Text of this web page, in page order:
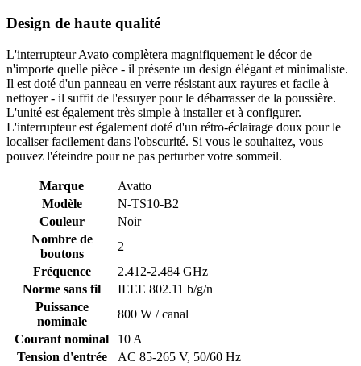
Design de haute qualité
L'interrupteur Avato complètera magnifiquement le décor de
n'importe quelle pièce - il présente un design élégant et minimaliste.
Il est doté d'un panneau en verre résistant aux rayures et facile à
nettoyer - il suffit de l'essuyer pour le débarrasser de la poussière.
L'unité est également très simple à installer et à configurer.
L'interrupteur est également doté d'un rétro-éclairage doux pour le
localiser facilement dans l'obscurité. Si vous le souhaitez, vous
pouvez l'éteindre pour ne pas perturber votre sommeil.
Marque
Avatto
Modèle
N-TS10-B2
Couleur
Noir
Nombre de
boutons
2
Fréquence
2.412-2.484 GHz
Norme sans fil
IEEE 802.11 b/g/n
Puissance
nominale
800 W / canal
Courant nominal
10 A
Tension d'entrée
AC 85-265 V, 50/60 Hz